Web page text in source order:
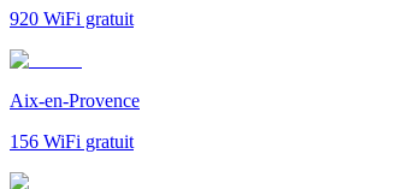
920 WiFi gratuit
Aix-en-Provence
156 WiFi gratuit